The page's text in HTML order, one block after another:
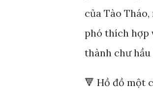
của Tào
phó thích hợp
thành chư
🔻 Hồ đồ một